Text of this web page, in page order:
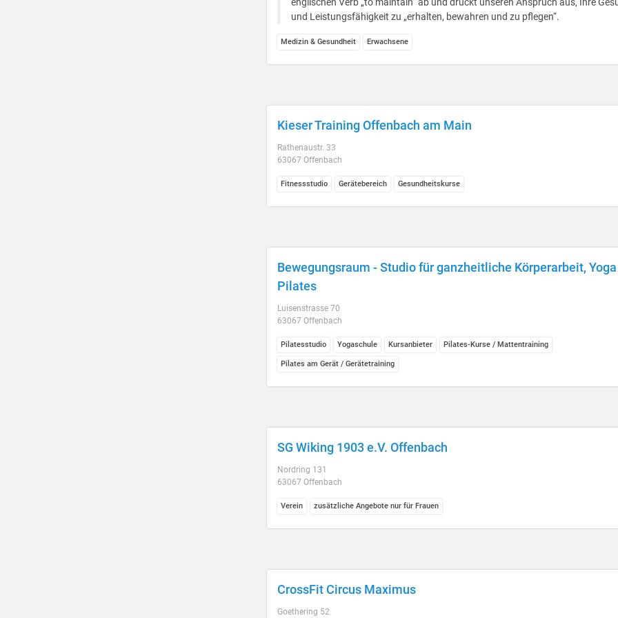
und Leistungsfähigkeit zu „erhalten, bewahren und zu pflegen“.
Medizin & Gesundheit Erwachsene
Kieser Training Offenbach am Main
Rathenaustr. 33
63067 Offenbach
Fitnessstudio Gerätebereich Gesundheitskurse
Bewegungsraum - Studio für ganzheitliche Körperarbeit, Yoga
Pilates
Luisenstrasse 70
63067 Offenbach
Pilatesstudio Yogaschule Kursanbieter Pilates-Kurse / Mattentraining
Pilates am Gerät / Gerätetraining
SG Wiking 1903 e.V. Offenbach
Nordring 131
63067 Offenbach
Verein zusätzliche Angebote nur für Frauen
CrossFit Circus Maximus
Goethering 52